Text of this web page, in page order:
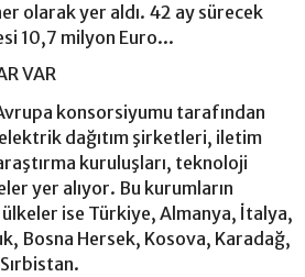
olarak yer aldı. 42 ay sürecek
10,7 milyon Euro...
VAR
konsorsiyumu tarafından
dağıtım şirketleri, iletim
kuruluşları, teknoloji
yer alıyor. Bu kurumların
ise Türkiye, Almanya, İtalya,
Bosna Hersek, Kosova, Karadağ,